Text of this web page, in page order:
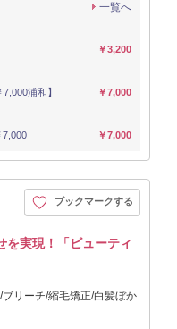
一覧へ
￥3,200
浦和】 ￥7,000
7,000 ￥7,000
ブックマークする
を実現！「ビューティ
リーチ/縮毛矯正/白髪ぼか